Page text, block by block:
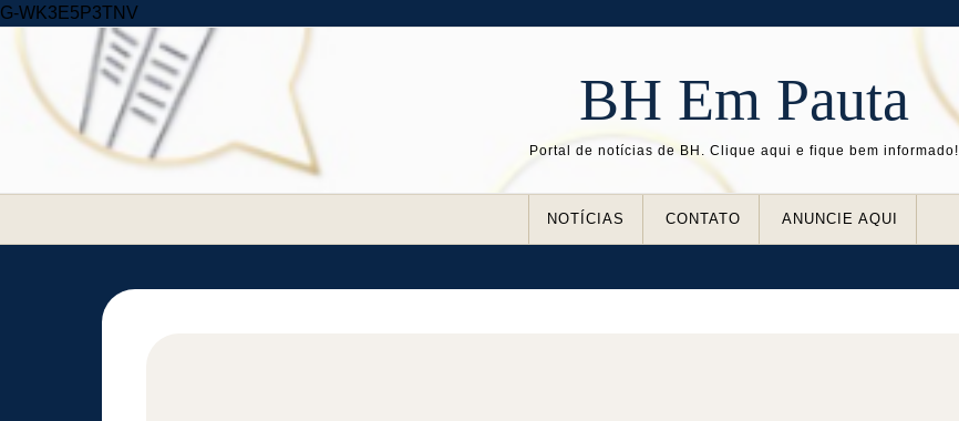
G-WK3E5P3TNVSkip to content
BH Em Pauta
Portal de notícias de BH. Clique aqui e fique bem informado!
NOTÍCIAS CONTATO ANUNCIE AQUI